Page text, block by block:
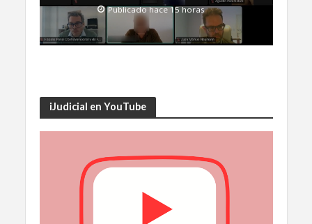
Publicado hace 15 horas
iJudicial en YouTube